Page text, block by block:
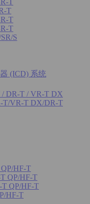
T
T
T
S
(ICD) 系统
/ DR-T / VR-T DX
T/VR-T DX/DR-T
HF-T
QP/HF-T
T QP/HF-T
HF-T